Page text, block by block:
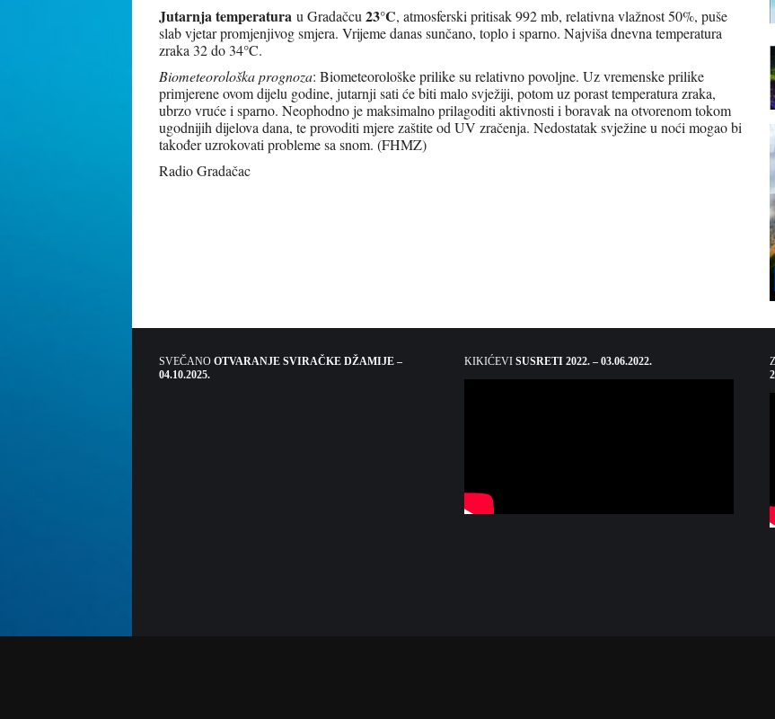
Jutarnja temperatura u Gradačcu 23°C, atmosferski pritisak 992 mb, relativna vlažnost 50%, puše
slab vjetar promjenjivog smjera. Vrijeme danas sunčano, toplo i sparno. Najviša dnevna temperatura
zraka 32 do 34°C.
Biometeorološka prognoza: Biometeorološke prilike su relativno povoljne. Uz vremenske prilike
primjerene ovom dijelu godine, jutarnji sati će biti malo svježiji, potom uz porast temperatura zraka,
ubrzo vruće i sparno. Neophodno je maksimalno prilagoditi aktivnosti i boravak na otvorenom tokom
ugodnijih dijelova dana, te provoditi mjere zaštite od UV zračenja. Nedostatak svježine u noći mogao bi
također uzrokovati probleme sa snom. (FHMZ)
Radio Gradačac
SVEČANO OTVARANJE SVIRAČKE DŽAMIJE –
04.10.2025.
KIKIĆEVI SUSRETI 2022. – 03.06.2022.